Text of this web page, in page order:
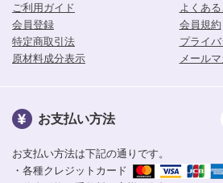
ご利用ガイド
よくあ
会員登録
会員規約
特定商取引法
プライ
原材料成分表示
メール
お支払い方法
お支払い方法は下記の通りです。
・各種クレジットカード